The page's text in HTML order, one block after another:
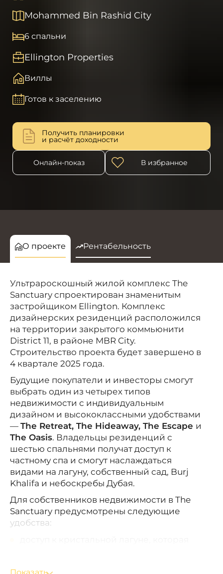
Mohammed Bin Rashid City
6 спальни
Ellington Properties
Виллы
Готов к заселению
Получить планировки
и расчёт доходности
Онлайн-показ В избранное
О проекте Рентабельность
Ультрароскошный жилой комплекс The
Sanctuary спроектирован знаменитым
застройщиком Ellington. Комплекс
дизайнерских резиденций расположился
на территории закрытого коммьюнити
District 11, в районе MBR City.
Строительство проекта будет завершено в
4 квартале 2025 года.
Будущие покупатели и инвесторы смогут
выбрать один из четырех типов
недвижимости с индивидуальным
дизайном и высококлассными удобствами
— The Retreat, The Hideaway, The Escape и
The Oasis. Владельцы резиденций с
шестью спальнями получат доступ к
частному спа и смогут наслаждаться
видами на лагуну, собственный сад, Burj
Khalifa и небоскребы Дубая.
Для собственников недвижимости в The
Sanctuary предусмотрены следующие
удобства: